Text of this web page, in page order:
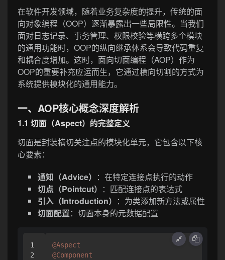
在软件开发领域，随着业务复杂度的提升，传统的面
向对象编程（OOP）逐渐暴露出一些局限性。当我们
面对日志记录、事务管理、权限校验等横跨多个模块
的通用功能时，OOP的纵向继承体系会导致代码重复
和耦合度增加。这时，面向切面编程（AOP）作为
OOP的重要补充应运而生，它通过横向切割的方式为
系统提供模块化的通用能力。
一、AOP核心概念深度解析
1.1 切面（Aspect）的完整定义
切面是封装横切关注点的模块化单元，它包含以下核
心要素：
通知（Advice） ：在特定连接点执行的动作
切点（Pointcut） ：匹配连接点的表达式
引入（Introduction） ：为类添加新方法或属性
切面配置：切面本身的元数据配置
1
2
@Aspect
@Component